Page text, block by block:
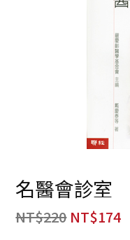
名醫會診室
NT$220 NT$174